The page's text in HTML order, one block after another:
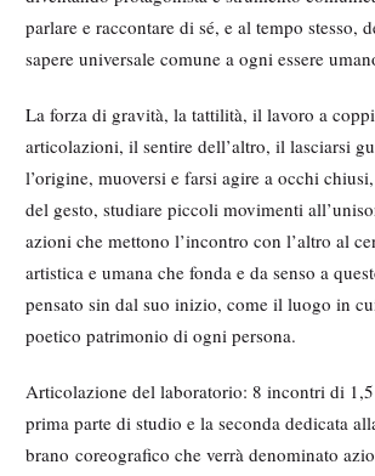
parlare e raccontare di sé, e al tempo stesso,
sapere universale comune a ogni essere
La forza di gravità, la tattilità, il lavoro a
articolazioni, il sentire dell’altro, il lasciarsi
l’origine, muoversi e farsi agire a occhi
del gesto, studiare piccoli movimenti
azioni che mettono l’incontro con l’altro al
artistica e umana che fonda e da senso a
pensato sin dal suo inizio, come il luogo in
poetico patrimonio di ogni persona.
Articolazione del laboratorio: 8 incontri di
prima parte di studio e la seconda dedicata
brano coreografico che verrà denominato